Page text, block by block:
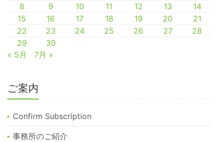
8
9 10 11 12 13
14
15
16 17 18 19 20
21
22
23 24 25 26 27
28
29
30
« 5月
7月 »
ご案内
Confirm Subscription
事務所のご紹介